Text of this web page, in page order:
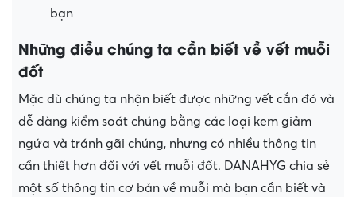
bạn
Những điều chúng ta cần biết về vết muỗi
đốt
Mặc dù chúng ta nhận biết được những vết cắn đó và
dễ dàng kiểm soát chúng bằng các loại kem giảm
ngứa và tránh gãi chúng, nhưng có nhiều thông tin
cần thiết hơn đối với vết muỗi đốt. DANAHYG chia sẻ
một số thông tin cơ bản về muỗi mà bạn cần biết và